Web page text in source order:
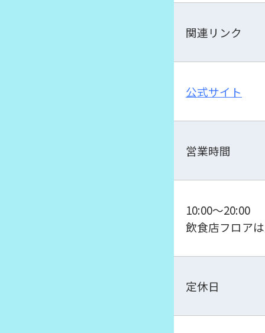
関連リンク
公式サイト
営業時間
10:00～20:00
飲食店フロア
定休日